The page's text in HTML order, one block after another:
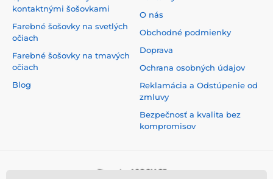
kontaktnými šošovkami
Farebné šošovky na svetlých
očiach
Farebné šošovky na tmavých
očiach
Blog
O nás
Obchodné podmienky
Doprava
Ochrana osobných údajov
Reklamácia a Odstúpenie od
zmluvy
Bezpečnosť a kvalita bez
kompromisov